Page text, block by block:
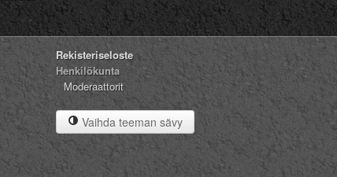
Rekisteriseloste
Henkilökunta
Moderaattorit
Vaihda teeman sävy